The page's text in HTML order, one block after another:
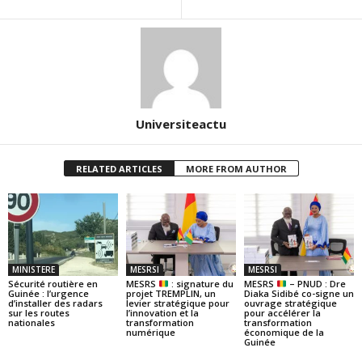
Universiteactu
RELATED ARTICLES MORE FROM AUTHOR
MINISTERE
Sécurité routière en
Guinée : l’urgence
d’installer des radars
sur les routes
nationales
MESRSI
MESRS
: signature du
projet TREMPLIN, un
levier stratégique pour
l’innovation et la
transformation
numérique
MESRSI
MESRS
– PNUD : Dre
Diaka Sidibé co-signe un
ouvrage stratégique
pour accélérer la
transformation
économique de la
Guinée